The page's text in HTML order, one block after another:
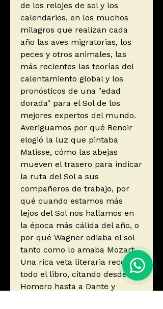
de los relojes de sol y los
calendarios, en los muchos
milagros que realizan cada
año las aves migratorias, los
peces y otros animales, las
más recientes las teorías del
calentamiento global y los
pronósticos de una "edad
dorada" para el Sol de los
mejores expertos del mundo.
Averiguamos por qué Renoir
elogió la luz que pintaba
Matisse, cómo las abejas
mueven el trasero para indicar
la ruta del Sol a sus
compañeros de trabajo, por
qué cuando estamos más
lejos del Sol nos hallamos en
la época más cálida del año, o
por qué Wagner odiaba el sol
tanto como lo amaba Mozart.
Una rica veta literaria recorre
todo el libro, citando desde a
Homero hasta a Dante y